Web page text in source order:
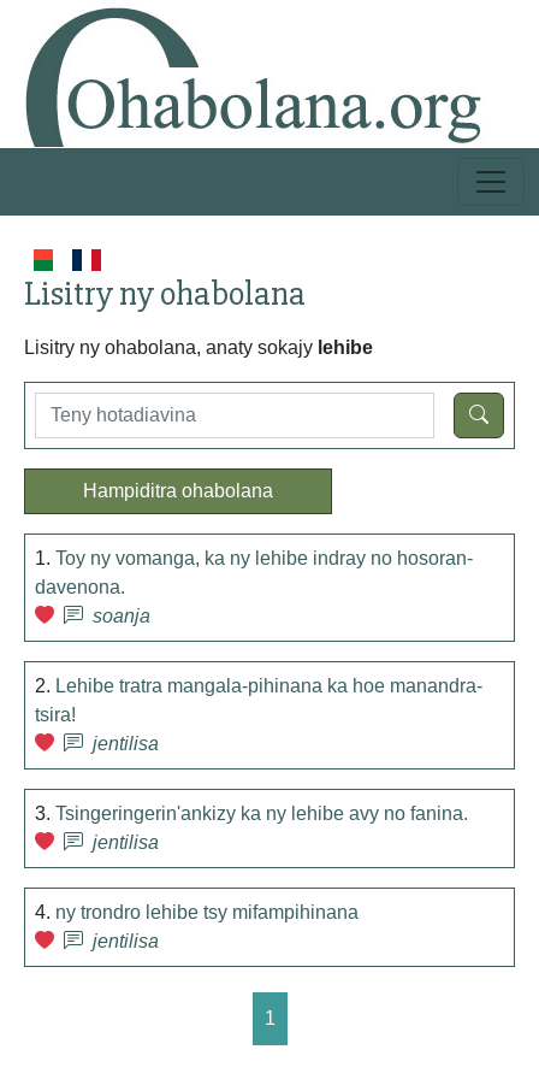
Lisitry ny ohabolana
Lisitry ny ohabolana, anaty sokajy lehibe
Hampiditra ohabolana
1. Toy ny vomanga, ka ny lehibe indray no hosoran-
davenona.
soanja
2. Lehibe tratra mangala-pihinana ka hoe manandra-
tsira!
jentilisa
3. Tsingeringerin'ankizy ka ny lehibe avy no fanina.
jentilisa
4. ny trondro lehibe tsy mifampihinana
jentilisa
1